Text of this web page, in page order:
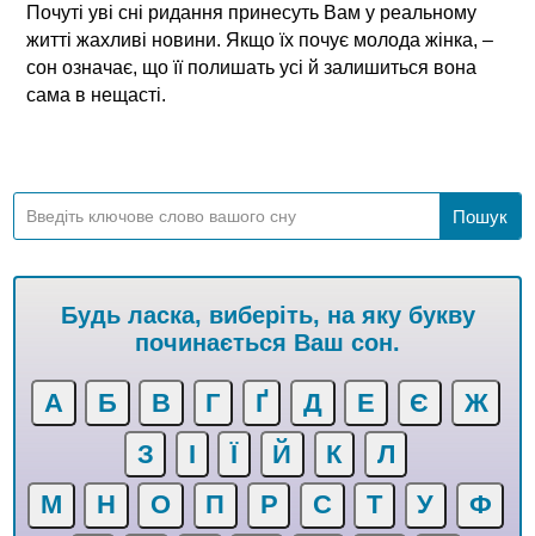
Почуті уві сні ридання принесуть Вам у реальному
житті жахливі новини. Якщо їх почує молода жінка, –
сон означає, що її полишать усі й залишиться вона
сама в нещасті.
Будь ласка, виберіть, на яку букву
починається Ваш сон.
А Б В Г Ґ Д Е Є
Ж
З
І Ї Й К
Л
М
Н О П Р С Т У Ф